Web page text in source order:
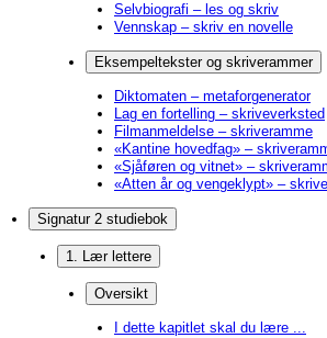
Selvbiografi – les og skriv
Vennskap – skriv en novelle
Eksempeltekster og skriverammer
Diktomaten – metaforgenerator
Lag en fortelling – skriveverksted
Filmanmeldelse – skriveramme
«Kantine hovedfag» –
«Sjåføren og vitnet» –
«Atten år og vengeklypt» –
Signatur 2 studiebok
1. Lær lettere
Oversikt
I dette kapitlet skal du lære ...